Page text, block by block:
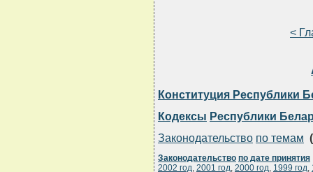
<
Конституция Республики
Кодексы Республики
Законодательство по темам (
Законодательство по дате принятия
2002 год, 2001 год, 2000 год, 1999 год,